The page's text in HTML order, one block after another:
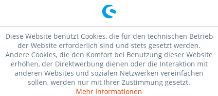
Diese Website benutzt Cookies, die für den technischen Betrieb
der Website erforderlich sind und stets gesetzt werden.
Andere Cookies, die den Komfort bei Benutzung dieser Website
erhöhen, der Direktwerbung dienen oder die Interaktion mit
anderen Websites und sozialen Netzwerken vereinfachen
sollen, werden nur mit Ihrer Zustimmung gesetzt.
Mehr Informationen